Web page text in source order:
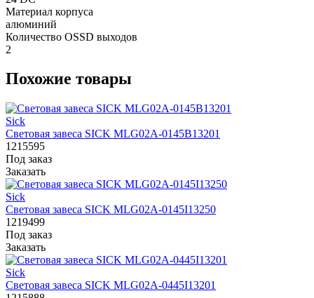
Материал корпуса
алюминий
Количество OSSD выходов
2
Похожие товары
Sick
Световая завеса SICK MLG02A-0145B13201
1215595
Под заказ
Заказать
Sick
Световая завеса SICK MLG02A-0145I13250
1219499
Под заказ
Заказать
Sick
Световая завеса SICK MLG02A-0445I13201